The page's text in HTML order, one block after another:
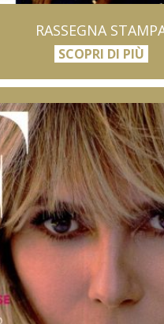
RASSEGNA
SCOPRI DI PIÙ